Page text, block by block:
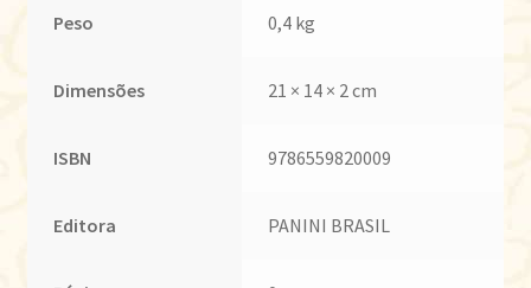
Peso 0,4 kg
Dimensões 21 × 14 × 2 cm
ISBN 9786559820009
Editora PANINI BRASIL